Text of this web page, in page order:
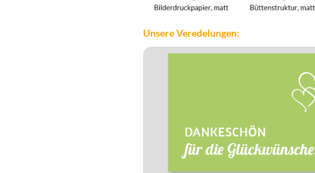
Unsere Veredelungen: